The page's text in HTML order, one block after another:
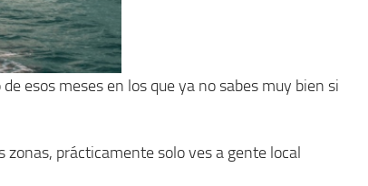
esos meses en los que ya no sabes muy bien si
prácticamente solo ves a gente local